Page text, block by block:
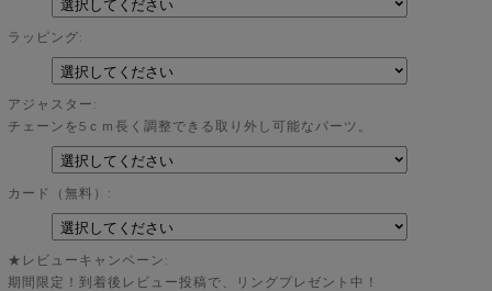
ラッピング:
アジャスター:
チェーンを5ｃｍ長く調整できる取り外し可能なパーツ。
カード（無料）:
★レビューキャンペーン:
期間限定！到着後レビュー投稿で、リングプレゼント中！